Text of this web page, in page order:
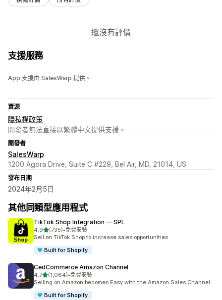
還沒有評價
支援服務
App 支援由 SalesWarp 提供。
資源
隱私權政策
開發者無法直接以繁體中文提供支援。
開發者
SalesWarp
1200 Agora Drive, Suite C #229, Bel Air, MD, 21014, US
發布日期
2024年2月5日
其他同類型應用程式
TikTok Shop Integration — SPL
4.9滿分 5 顆星
(735)
共有 735 則評價
•免費安裝
Sell on TikTok Shop to increase sales opportunities
Built for Shopify
CedCommerce Amazon Channel
4.7滿分 5 顆星
(1,064)
共有 1064 則評價
•免費安裝
Selling on Amazon becomes Easy with the Amazon Sales Channel
Built for Shopify